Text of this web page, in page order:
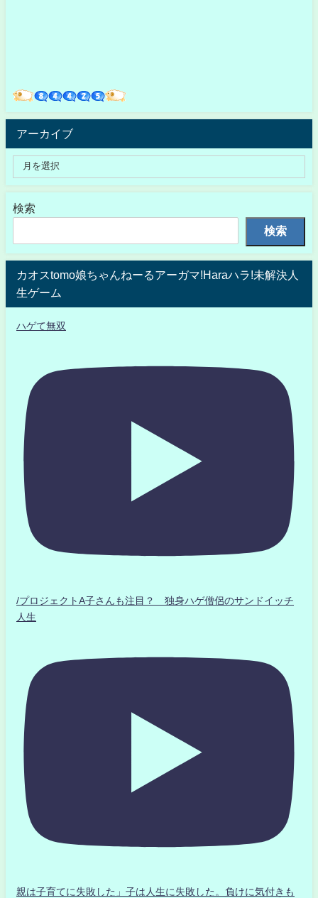
アーカイブ
検索
検索
カオスtomo娘ちゃんねーるアーガマ!Haraハラ!未解決人
生ゲーム
ハゲて無双
/プロジェクトA子さんも注目？ 独身ハゲ僧侶のサンドイッチ
人生
親は子育てに失敗した」子は人生に失敗した。負けに気付きも